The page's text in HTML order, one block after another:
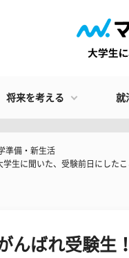
将来を考える 就
準備・新生活
生に聞いた、受験前日にしたこ
ばれ受験生